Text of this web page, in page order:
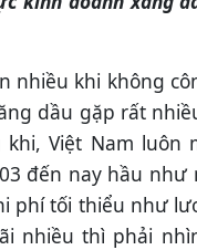
nhiều khi không
dầu gặp rất
khi, Việt Nam
đến nay hầu
phí tối thiểu như
nhiều thì phải